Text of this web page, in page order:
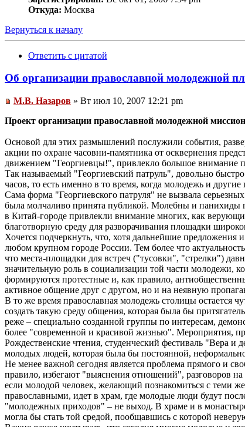
Откуда: Москва
Вернуться к началу
Ответить с цитатой
Об организации православной молодежной
М.В. Назаров » Вт июл 10, 2007 12:21 pm
Проект организации православной молодежной
Основой для этих размышлений послужили события,
акции по охране часовни-памятника от осквернения
движением "Георгиевцы!", привлекло большое внимание
Так называемый "Георгиевский патруль", довольно
часов, то есть именно в то время, когда молодежь и
Сама форма "Георгиевского патруля" не вызвала
была молчаливо принята публикой. Молебны и панихиды
в Китай-городе привлекли внимание многих, как
благотворную среду для разворачивания площадки
Хочется подчеркнуть, что, хотя дальнейшие предложения
любом крупном городе России. Тем более что
что места-площадки для встреч ("тусовки", "стрелки")
значительную роль в социализации той части молодежи,
формируются протестные и, как правило,
активное общение друг с другом, но и на неявную
В то же время православная молодежь столицы остается
создать такую среду общения, которая была бы
реже – специально созданной группы по интересам,
более "современной и красивой жизнью". Мероприятия,
Рождественские чтения, студенческий фестиваль "Вера
молодых людей, которая была бы постоянной,
Не менее важной сегодня является проблема прямого и
правило, избегают "выяснения отношений", разговоров
если молодой человек, желающий познакомиться с теми
православными, идет в храм, где молодые люди будут
"молодежных приходов" – не выход. В храме и в
могла бы стать той средой, пообщавшись с которой